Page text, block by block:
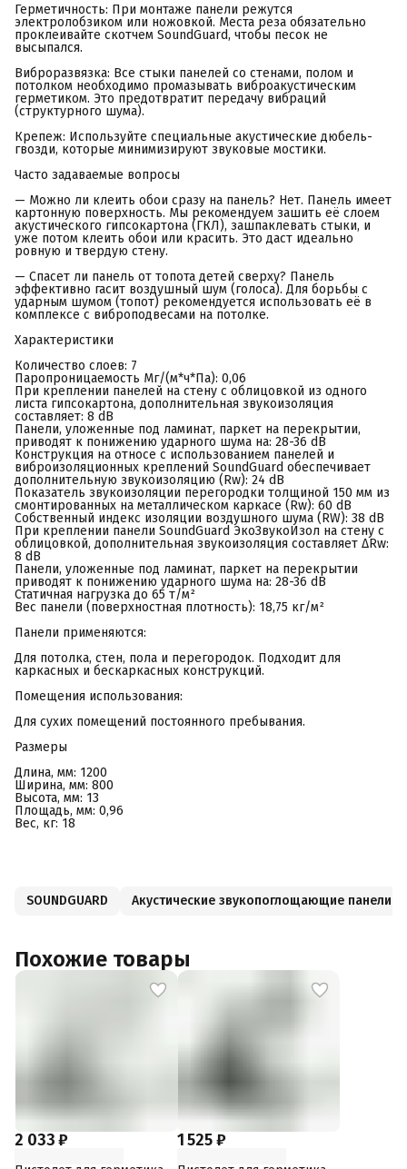
Герметичность: При монтаже панели режутся
электролобзиком или ножовкой. Места реза обязательно
проклеивайте скотчем SoundGuard, чтобы песок не
высыпался.
Виброразвязка: Все стыки панелей со стенами, полом и
потолком необходимо промазывать виброакустическим
герметиком. Это предотвратит передачу вибраций
(структурного шума).
Крепеж: Используйте специальные акустические дюбель-
гвозди, которые минимизируют звуковые мостики.
Часто задаваемые вопросы
— Можно ли клеить обои сразу на панель? Нет. Панель имеет
картонную поверхность. Мы рекомендуем зашить её слоем
акустического гипсокартона (ГКЛ), зашпаклевать стыки, и
уже потом клеить обои или красить. Это даст идеально
ровную и твердую стену.
— Спасет ли панель от топота детей сверху? Панель
эффективно гасит воздушный шум (голоса). Для борьбы с
ударным шумом (топот) рекомендуется использовать её в
комплексе с виброподвесами на потолке.
Характеристики
Количество слоев: 7
Паропроницаемость Мг/(м*ч*Па): 0,06
При креплении панелей на стену с облицовкой из одного
листа гипсокартона, дополнительная звукоизоляция
составляет: 8 dB
Панели, уложенные под ламинат, паркет на перекрытии,
приводят к понижению ударного шума на: 28-36 dB
Конструкция на относе с использованием панелей и
виброизоляционных креплений SoundGuard обеспечивает
дополнительную звукоизоляцию (Rw): 24 dB
Показатель звукоизоляции перегородки толщиной 150 мм из
смонтированных на металлическом каркасе (Rw): 60 dB
Собственный индекс изоляции воздушного шума (RW): 38 dB
При креплении панели SoundGuard ЭкоЗвукоИзол на стену с
облицовкой, дополнительная звукоизоляция составляет ΔRw:
8 dB
Панели, уложенные под ламинат, паркет на перекрытии
приводят к понижению ударного шума на: 28-36 dB
Статичная нагрузка до 65 т/м²
Вес панели (поверхностная плотность): 18,75 кг/м²
Панели применяются:
Для потолка, стен, пола и перегородок. Подходит для
каркасных и бескаркасных конструкций.
Помещения использования:
Для сухих помещений постоянного пребывания.
Размеры
Длина, мм: 1200
Ширина, мм: 800
Высота, мм: 13
Площадь, мм: 0,96
Вес, кг: 18
SOUNDGUARD Акустические звукопоглощающие панели
Похожие товары
2 033 ₽ 1 525 ₽